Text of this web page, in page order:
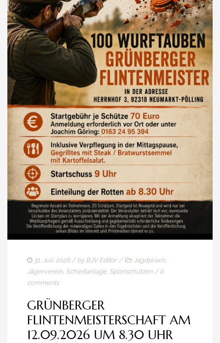
SPORTSCHÜTZEN
KITZRETTUNG
31. Juli. 2026/ by BJV Editor/ Jagdpraxis,
Jägerverein Schießanlage Sportschützen / 0
comments
GRÜNBERGER
FLINTENMEISTERSCHAFT AM
12.09.2026 UM 8.30 UHR